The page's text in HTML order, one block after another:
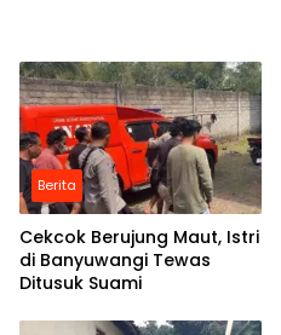
Berita
Cekcok Berujung Maut, Istri
di Banyuwangi Tewas
Ditusuk Suami